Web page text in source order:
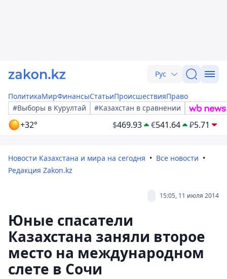
Рус
ПолитикаМирФинансыСтатьиПроисшествияПраво
#Выборы в Курултай
#Казахстан в сравнении
+32° $469.93 €541.64 ₽5.71
Новости Казахстана и мира на сегодня
Все новости
Редакция Zakon.kz
15:05, 11 июля 2014
Юные спасатели
Казахстана заняли второе
место на международном
слете в Сочи